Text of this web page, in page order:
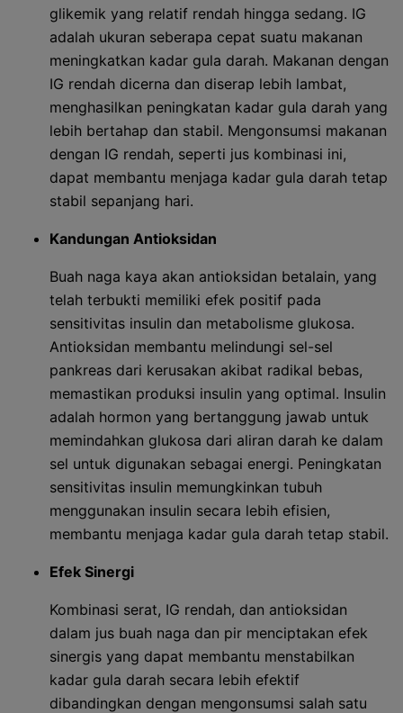
glikemik yang relatif rendah hingga sedang. IG
adalah ukuran seberapa cepat suatu makanan
meningkatkan kadar gula darah. Makanan dengan
IG rendah dicerna dan diserap lebih lambat,
menghasilkan peningkatan kadar gula darah yang
lebih bertahap dan stabil. Mengonsumsi makanan
dengan IG rendah, seperti jus kombinasi ini,
dapat membantu menjaga kadar gula darah tetap
stabil sepanjang hari.
Kandungan Antioksidan
Buah naga kaya akan antioksidan betalain, yang
telah terbukti memiliki efek positif pada
sensitivitas insulin dan metabolisme glukosa.
Antioksidan membantu melindungi sel-sel
pankreas dari kerusakan akibat radikal bebas,
memastikan produksi insulin yang optimal. Insulin
adalah hormon yang bertanggung jawab untuk
memindahkan glukosa dari aliran darah ke dalam
sel untuk digunakan sebagai energi. Peningkatan
sensitivitas insulin memungkinkan tubuh
menggunakan insulin secara lebih efisien,
membantu menjaga kadar gula darah tetap stabil.
Efek Sinergi
Kombinasi serat, IG rendah, dan antioksidan
dalam jus buah naga dan pir menciptakan efek
sinergis yang dapat membantu menstabilkan
kadar gula darah secara lebih efektif
dibandingkan dengan mengonsumsi salah satu